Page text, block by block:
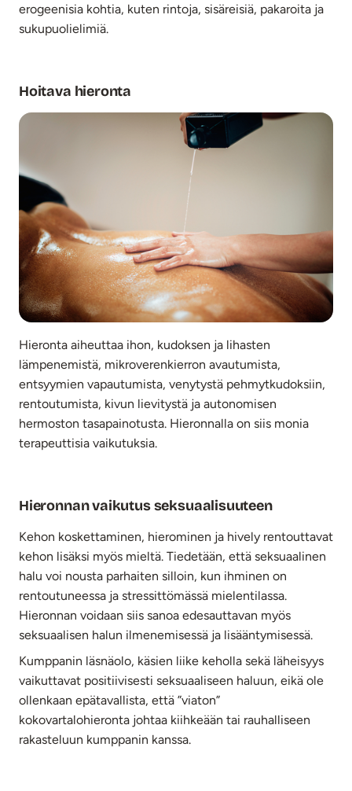
erogeenisia kohtia, kuten rintoja, sisäreisiä, pakaroita ja
sukupuolielimiä.
Hoitava hieronta
Hieronta aiheuttaa ihon, kudoksen ja lihasten
lämpenemistä, mikroverenkierron avautumista,
entsyymien vapautumista, venytystä pehmytkudoksiin,
rentoutumista, kivun lievitystä ja autonomisen
hermoston tasapainotusta. Hieronnalla on siis monia
terapeuttisia vaikutuksia.
Hieronnan vaikutus seksuaalisuuteen
Kehon koskettaminen, hierominen ja hively rentouttavat
kehon lisäksi myös mieltä. Tiedetään, että seksuaalinen
halu voi nousta parhaiten silloin, kun ihminen on
rentoutuneessa ja stressittömässä mielentilassa.
Hieronnan voidaan siis sanoa edesauttavan myös
seksuaalisen halun ilmenemisessä ja lisääntymisessä.
Kumppanin läsnäolo, käsien liike keholla sekä läheisyys
vaikuttavat positiivisesti seksuaaliseen haluun, eikä ole
ollenkaan epätavallista, että ”viaton”
kokovartalohieronta johtaa kiihkeään tai rauhalliseen
rakasteluun kumppanin kanssa.